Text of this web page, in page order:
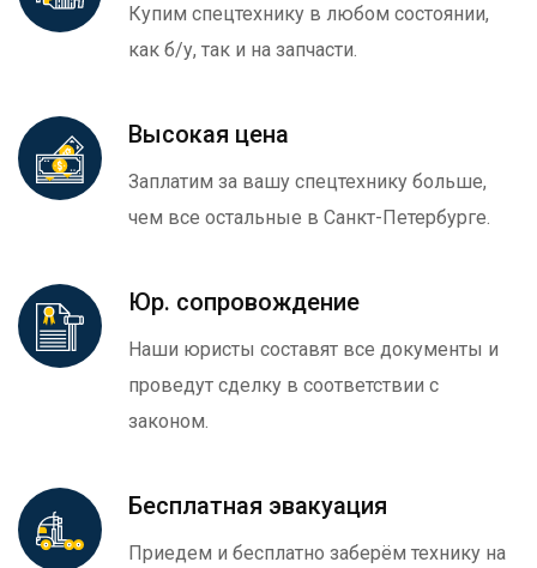
Купим спецтехнику в любом состоянии,
как б/у, так и на запчасти.
Высокая цена
Заплатим за вашу спецтехнику больше,
чем все остальные в Санкт-Петербурге.
Юр. сопровождение
Наши юристы составят все документы и
проведут сделку в соответствии с
законом.
Бесплатная эвакуация
Приедем и бесплатно заберём технику на